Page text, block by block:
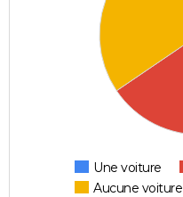
Une voiture
Aucune voiture